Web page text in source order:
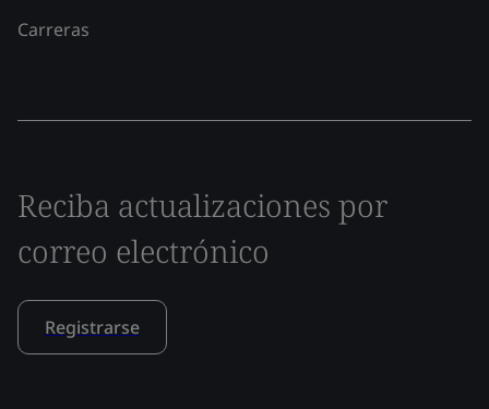
Carreras
Reciba actualizaciones por
correo electrónico
Registrarse